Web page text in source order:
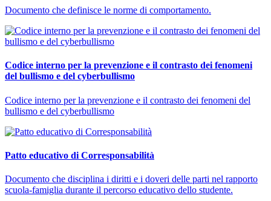
Documento che definisce le norme di comportamento.
Codice interno per la prevenzione e il contrasto dei fenomeni
del bullismo e del cyberbullismo
Codice interno per la prevenzione e il contrasto dei fenomeni del
bullismo e del cyberbullismo
Patto educativo di Corresponsabilità
Documento che disciplina i diritti e i doveri delle parti nel rapporto
scuola-famiglia durante il percorso educativo dello studente.